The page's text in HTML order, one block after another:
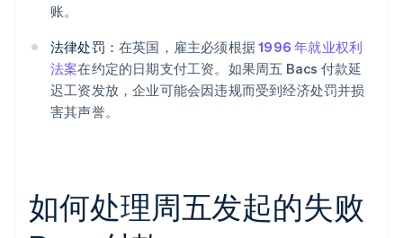
账。
法律处罚： 在英国，雇主必须根据1996 年就业权利
法案在约定的日期支付工资。如果周五 Bacs 付款延
迟工资发放，企业可能会因违规而受到经济处罚并损
害其声誉。
如何处理周五发起的失败